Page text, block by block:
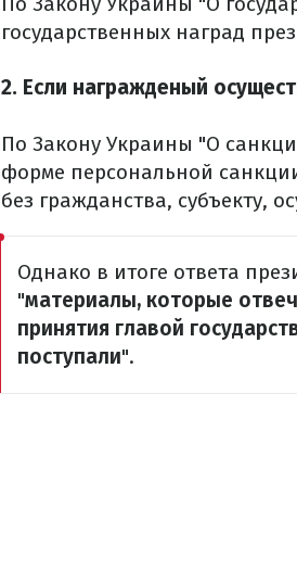
государственных наград
2. Если награжденый
По Закону Украины "О
форме персональной
без гражданства, субъекту,
Однако в итоге ответа
"материалы, которые
принятия главой
поступали".